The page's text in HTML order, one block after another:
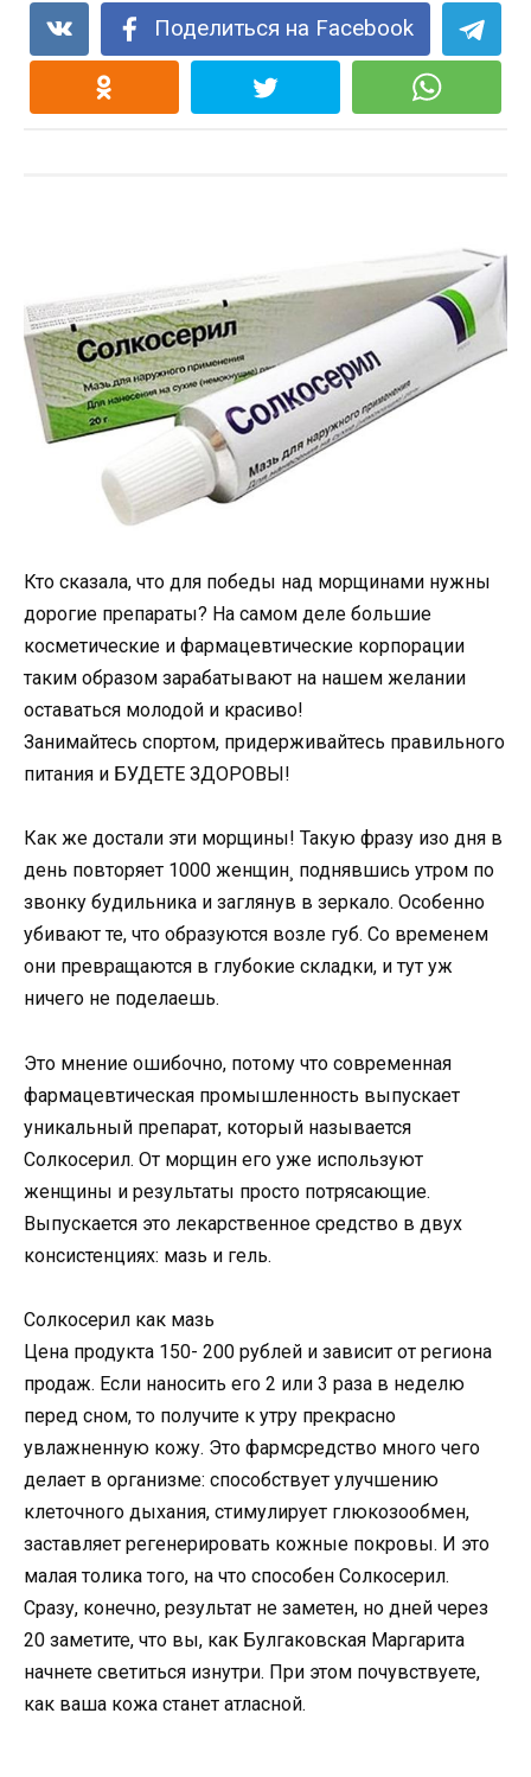
Поделиться на Facebook
Кто сказала, что для победы над морщинами нужны
дорогие препараты? На самом деле большие
косметические и фармацевтические корпорации
таким образом зарабатывают на нашем желании
оставаться молодой и красиво!
Занимайтесь спортом, придерживайтесь правильного
питания и БУДЕТЕ ЗДОРОВЫ!
Как же достали эти морщины! Такую фразу изо дня в
день повторяет 1000 женщин¸ поднявшись утром по
звонку будильника и заглянув в зеркало. Особенно
убивают те, что образуются возле губ. Со временем
они превращаются в глубокие складки, и тут уж
ничего не поделаешь.
Это мнение ошибочно, потому что современная
фармацевтическая промышленность выпускает
уникальный препарат, который называется
Солкосерил. От морщин его уже используют
женщины и результаты просто потрясающие.
Выпускается это лекарственное средство в двух
консистенциях: мазь и гель.
Солкосерил как мазь
Цена продукта 150- 200 рублей и зависит от региона
продаж. Если наносить его 2 или 3 раза в неделю
перед сном, то получите к утру прекрасно
увлажненную кожу. Это фармсредство много чего
делает в организме: способствует улучшению
клеточного дыхания, стимулирует глюкозообмен,
заставляет регенерировать кожные покровы. И это
малая толика того, на что способен Солкосерил.
Сразу, конечно, результат не заметен, но дней через
20 заметите, что вы, как Булгаковская Маргарита
начнете светиться изнутри. При этом почувствуете,
как ваша кожа станет атласной.